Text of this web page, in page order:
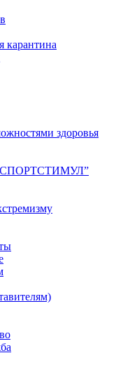
карантина
здоровья
“СПОРТСТИМУЛ”